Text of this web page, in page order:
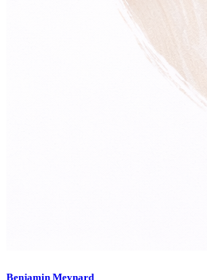
Benjamin Meynard